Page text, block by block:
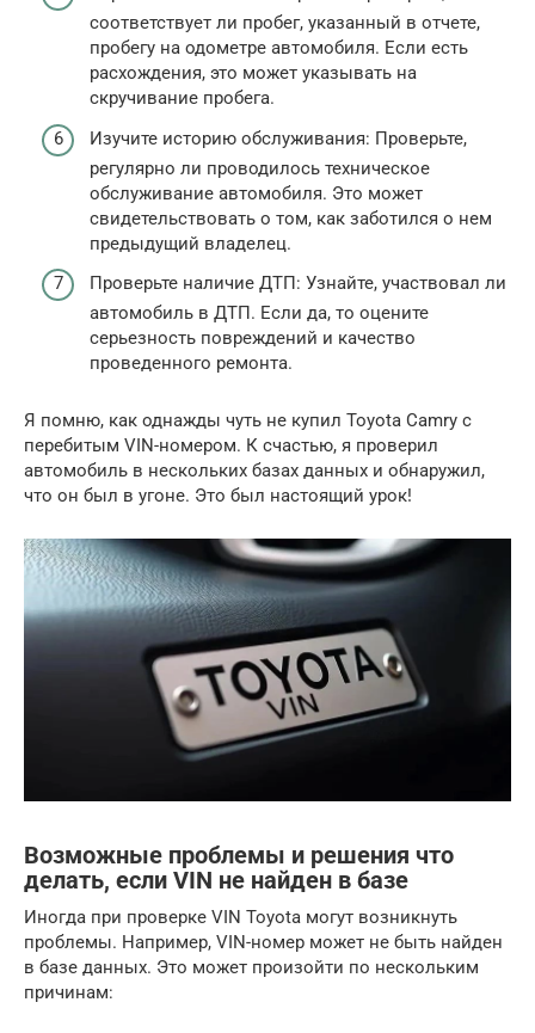
соответствует ли пробег, указанный в отчете,
пробегу на одометре автомобиля. Если есть
расхождения, это может указывать на
скручивание пробега.
Изучите историю обслуживания: Проверьте,
регулярно ли проводилось техническое
обслуживание автомобиля. Это может
свидетельствовать о том, как заботился о нем
предыдущий владелец.
Проверьте наличие ДТП: Узнайте, участвовал ли
автомобиль в ДТП. Если да, то оцените
серьезность повреждений и качество
проведенного ремонта.
Я помню, как однажды чуть не купил Toyota Camry с
перебитым VIN-номером. К счастью, я проверил
автомобиль в нескольких базах данных и обнаружил,
что он был в угоне. Это был настоящий урок!
Возможные проблемы и решения что
делать, если VIN не найден в базе
Иногда при проверке VIN Toyota могут возникнуть
проблемы. Например, VIN-номер может не быть найден
в базе данных. Это может произойти по нескольким
причинам: